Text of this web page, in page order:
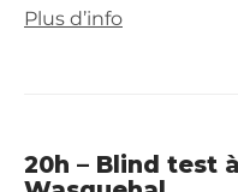
Plus d’info
20h – Blind test